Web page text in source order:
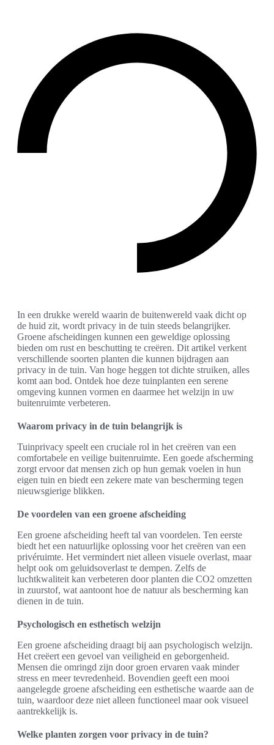
In een drukke wereld waarin de buitenwereld vaak dicht op
de huid zit, wordt privacy in de tuin steeds belangrijker.
Groene afscheidingen kunnen een geweldige oplossing
bieden om rust en beschutting te creëren. Dit artikel verkent
verschillende soorten planten die kunnen bijdragen aan
privacy in de tuin. Van hoge heggen tot dichte struiken, alles
komt aan bod. Ontdek hoe deze tuinplanten een serene
omgeving kunnen vormen en daarmee het welzijn in uw
buitenruimte verbeteren.
Waarom privacy in de tuin belangrijk is
Tuinprivacy speelt een cruciale rol in het creëren van een
comfortabele en veilige buitenruimte. Een goede afscherming
zorgt ervoor dat mensen zich op hun gemak voelen in hun
eigen tuin en biedt een zekere mate van bescherming tegen
nieuwsgierige blikken.
De voordelen van een groene afscheiding
Een groene afscheiding heeft tal van voordelen. Ten eerste
biedt het een natuurlijke oplossing voor het creëren van een
privéruimte. Het vermindert niet alleen visuele overlast, maar
helpt ook om geluidsoverlast te dempen. Zelfs de
luchtkwaliteit kan verbeteren door planten die CO2 omzetten
in zuurstof, wat aantoont hoe de natuur als bescherming kan
dienen in de tuin.
Psychologisch en esthetisch welzijn
Een groene afscheiding draagt bij aan psychologisch welzijn.
Het creëert een gevoel van veiligheid en geborgenheid.
Mensen die omringd zijn door groen ervaren vaak minder
stress en meer tevredenheid. Bovendien geeft een mooi
aangelegde groene afscheiding een esthetische waarde aan de
tuin, waardoor deze niet alleen functioneel maar ook visueel
aantrekkelijk is.
Welke planten zorgen voor privacy in de tuin?